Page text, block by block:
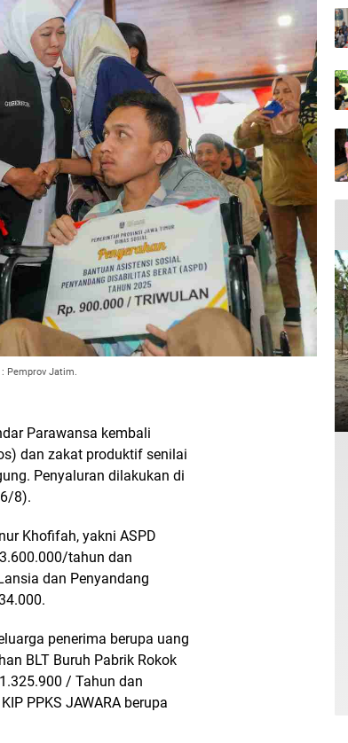
Pemprov Jatim.
Parawansa kembali
dan zakat produktif senilai
Penyaluran dilakukan di
8).
Khofifah, yakni ASPD
tahun dan
dan Penyandang
penerima berupa uang
BLT Buruh Pabrik Rokok
/ Tahun dan
PPKS JAWARA berupa